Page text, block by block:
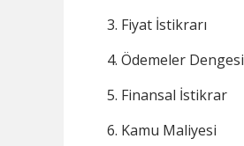
Fiyat İstikrarı
Ödemeler Dengesi
Finansal İstikrar
Kamu Maliyesi